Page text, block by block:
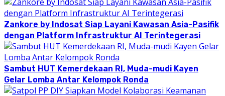
Zankore by Indosat Siap Layani Kawasan Asia-Pasifik
dengan Platform Infrastruktur AI Terintegerasi
Sambut HUT Kemerdekaan RI, Muda-mudi Kayen
Gelar Lomba Antar Kelompok Ronda